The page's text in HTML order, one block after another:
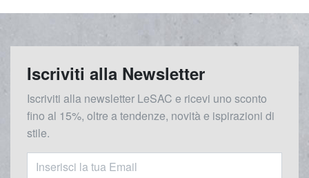
Iscriviti alla Newsletter
Iscriviti alla newsletter LeSAC e ricevi uno sconto
fino al 15%, oltre a tendenze, novità e ispirazioni di
stile.